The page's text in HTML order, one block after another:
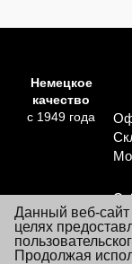
Немецкое
качество
с 1949 года
8
Данный веб-
целях
Продолжая